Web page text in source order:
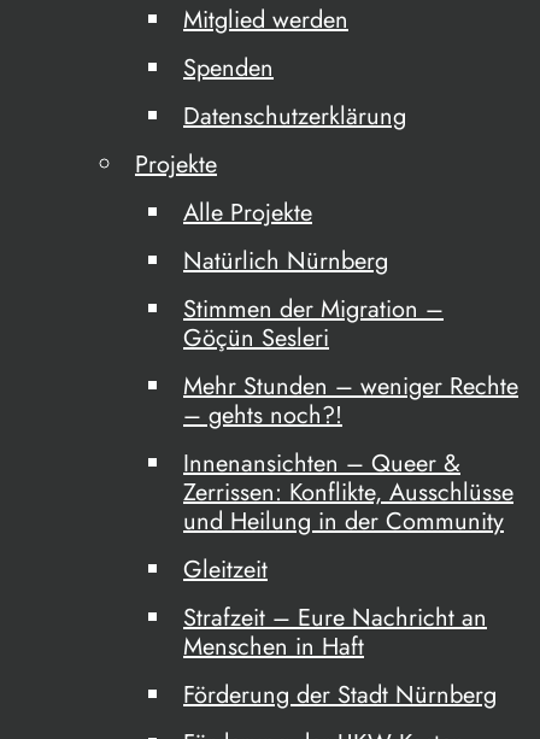
Mitglied werden
Spenden
Datenschutzerklärung
Projekte
Alle Projekte
Natürlich Nürnberg
Stimmen der Migration –
Göçün Sesleri
Mehr Stunden – weniger Rechte
– gehts noch?!
Innenansichten – Queer &
Zerrissen: Konflikte, Ausschlüsse
und Heilung in der Community
Gleitzeit
Strafzeit – Eure Nachricht an
Menschen in Haft
Förderung der Stadt Nürnberg